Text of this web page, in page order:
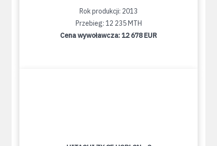
Rok produkcji: 2013
Przebieg: 12 235 MTH
Cena wywoławcza:12 678 EUR